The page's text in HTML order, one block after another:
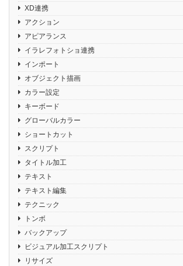
XD連携
アクション
アピアランス
イラレフォトショ連携
インポート
オブジェクト描画
カラー設定
キーボード
グローバルカラー
ショートカット
スクリプト
タイトル加工
テキスト
テキスト編集
テクニック
トンボ
バックアップ
ビジュアル加工スクリプト
リサイズ